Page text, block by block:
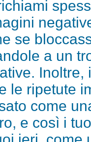
se
a un
Inoltre,
le ripetute
come
e così i